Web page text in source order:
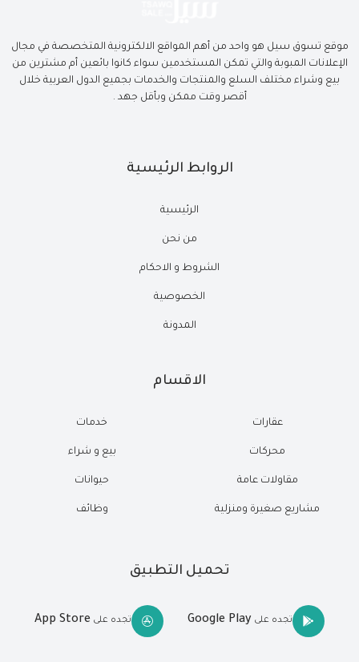
موقع تسوق سيل هو واحد من أهم المواقع الالكترونية المتخصصة في مجال
الإعلانات المبوبة والتي تمكن المستخدمين سواء كانوا بائعين أم مشترين من
بيع وشراء مختلف السلع والمنتجات والخدمات بجميع الدول العربية خلال
أقصر وقت ممكن وبأقل جهد .
الروابط الرئيسية
الرئيسية
من نحن
الشروط و الاحكام
الخصوصية
المدونة
الاقسام
عقارات
محركات
مقاولات عامة
مشاريع صغيرة ومنزلية
خدمات
بيع و شراء
حيوانات
وظائف
تحميل التطبيق
تجده على Google Play تجده على App Store